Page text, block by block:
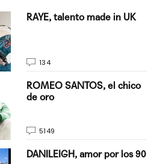
RAYE, talento made in UK
134
ROMEO SANTOS, el chico
de oro
5149
DANILEIGH, amor por los 90